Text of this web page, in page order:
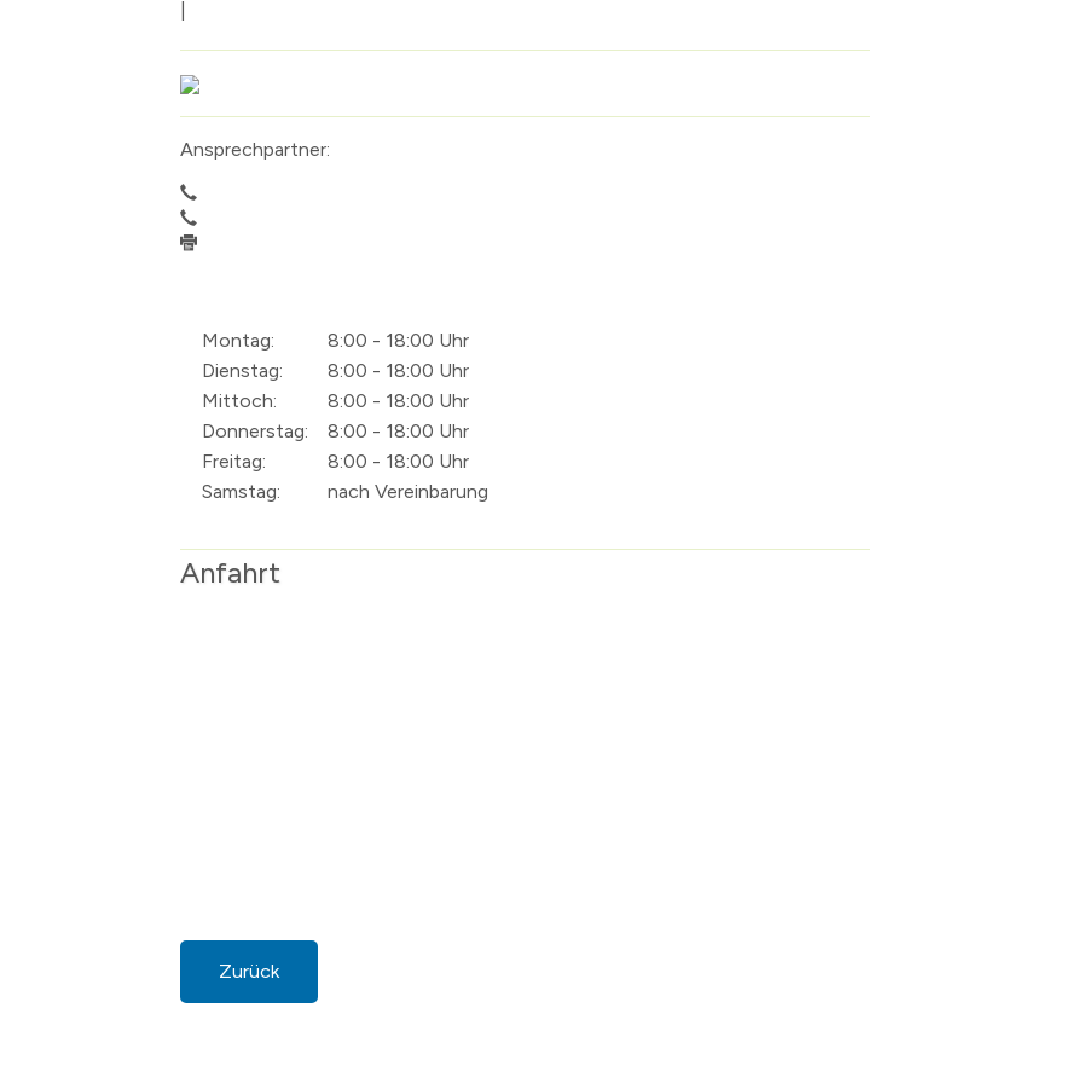
Ansprechpartner:
Montag:
8:00 - 18:00 Uhr
Dienstag:
8:00 - 18:00 Uhr
Mittoch:
8:00 - 18:00 Uhr
Donnerstag:
8:00 - 18:00 Uhr
Freitag:
8:00 - 18:00 Uhr
Samstag:
nach Vereinbarung
Anfahrt
Zurück